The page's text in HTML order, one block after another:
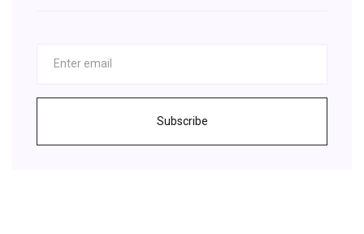
Subscribe